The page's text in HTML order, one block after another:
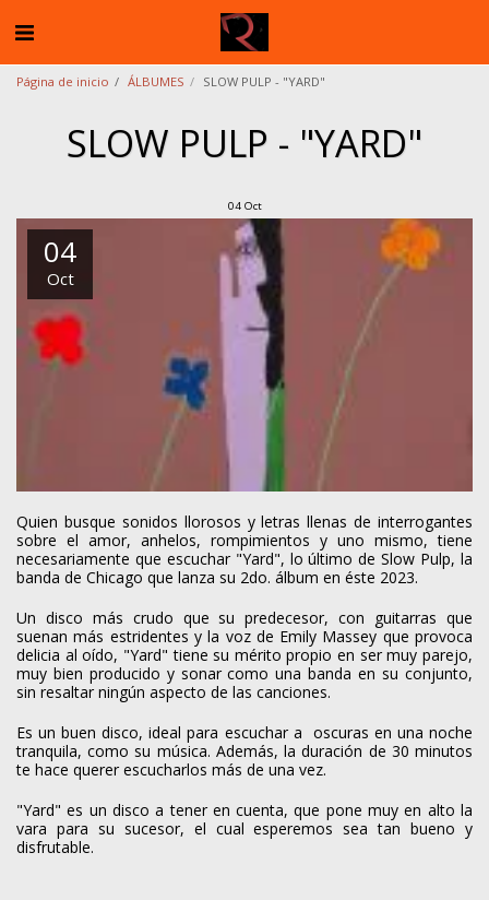
Página de inicio ÁLBUMES SLOW PULP - "YARD"
SLOW PULP - "YARD"
04 Oct
04
Oct
Quien busque sonidos llorosos y letras llenas de interrogantes
sobre el amor, anhelos, rompimientos y uno mismo, tiene
necesariamente que escuchar "Yard", lo último de Slow Pulp, la
banda de Chicago que lanza su 2do. álbum en éste 2023.
Un disco más crudo que su predecesor, con guitarras que
suenan más estridentes y la voz de Emily Massey que provoca
delicia al oído, "Yard" tiene su mérito propio en ser muy parejo,
muy bien producido y sonar como una banda en su conjunto,
sin resaltar ningún aspecto de las canciones.
Es un buen disco, ideal para escuchar a oscuras en una noche
tranquila, como su música. Además, la duración de 30 minutos
te hace querer escucharlos más de una vez.
"Yard" es un disco a tener en cuenta, que pone muy en alto la
vara para su sucesor, el cual esperemos sea tan bueno y
disfrutable.